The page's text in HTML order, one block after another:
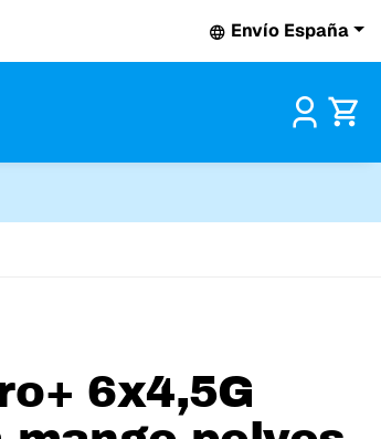
Envío España
6x4,5G